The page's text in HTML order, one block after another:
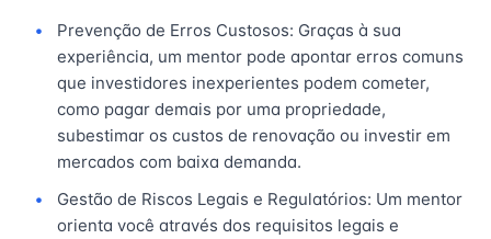
Prevenção de Erros Custosos: Graças à sua
experiência, um mentor pode apontar erros comuns
que investidores inexperientes podem cometer,
como pagar demais por uma propriedade,
subestimar os custos de renovação ou investir em
mercados com baixa demanda.
Gestão de Riscos Legais e Regulatórios: Um mentor
orienta você através dos requisitos legais e